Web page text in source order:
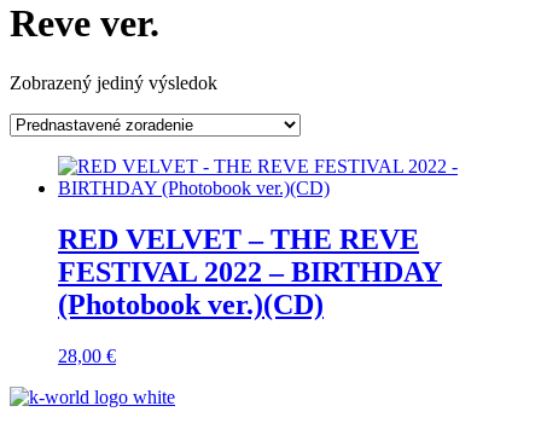
Reve ver.
Zobrazený jediný výsledok
RED VELVET – THE REVE
FESTIVAL 2022 – BIRTHDAY
(Photobook ver.)(CD)
28,00 €